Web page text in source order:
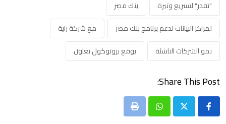
"تقدر" لتسريع وتيرة
بنك مصر
لمراكز البيانات لدعم برنامج بنك مصر
مع شركة راية
نمو الشركات الناشئة
يوقع بروتوكول تعاون
Share This Post:
Whatsapp
Print